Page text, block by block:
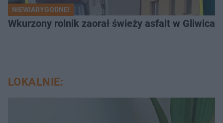
NIEWIARYGODNE!
Wkurzony rolnik zaorał świeży asfalt w
LOKALNIE: